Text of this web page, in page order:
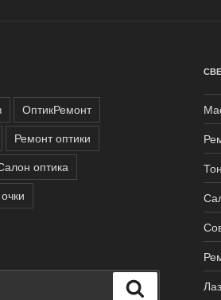
ОптикРемонт
Ремонт оптики
оптика